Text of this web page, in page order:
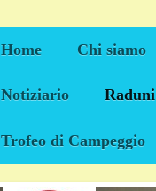
Home Chi siamo
Notiziario Raduni
Trofeo di Campeggio